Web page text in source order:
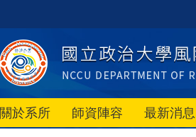
關於系所 師資陣容 最新消息